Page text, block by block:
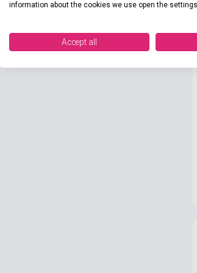
information about the cookies we use open the
Accept all